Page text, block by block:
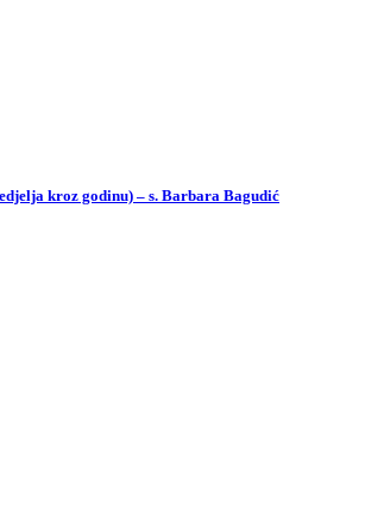
kroz godinu) – s. Barbara Bagudić